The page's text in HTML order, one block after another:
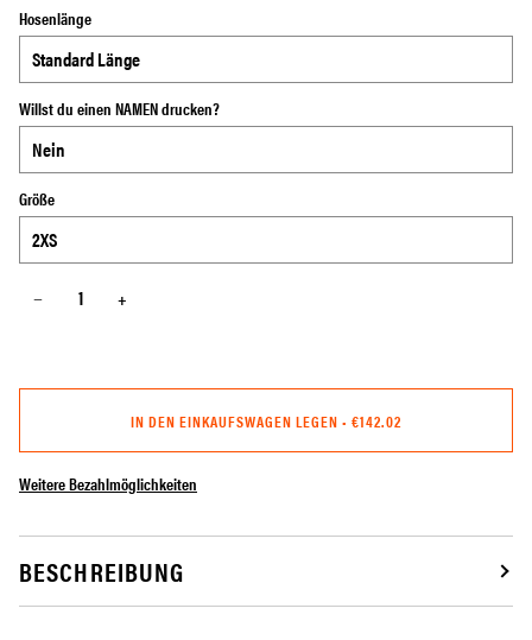
Hosenlänge
Willst du einen NAMEN drucken?
Größe
− +
IN DEN EINKAUFSWAGEN LEGEN • €142.02
Weitere Bezahlmöglichkeiten
BESCHREIBUNG